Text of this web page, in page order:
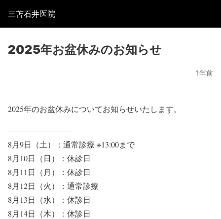
三苫石井医院
2025年お盆休みのお知らせ
1年前
2025年のお盆休みについてお知らせいたします。
————————
8月9日（土）：通常診療 ※13:00まで
8月10日（日）： 休診日
8月11日（月）： 休診日
8月12日（火）：通常診療
8月13日（水）： 休診日
8月14日（木）： 休診日